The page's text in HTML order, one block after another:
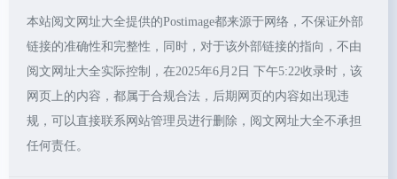
本站阅文网址大全提供的Postimage都来源于网络，不保证外部
链接的准确性和完整性，同时，对于该外部链接的指向，不由
阅文网址大全实际控制，在2025年6月2日 下午5:22收录时，该
网页上的内容，都属于合规合法，后期网页的内容如出现违
规，可以直接联系网站管理员进行删除，阅文网址大全不承担
任何责任。